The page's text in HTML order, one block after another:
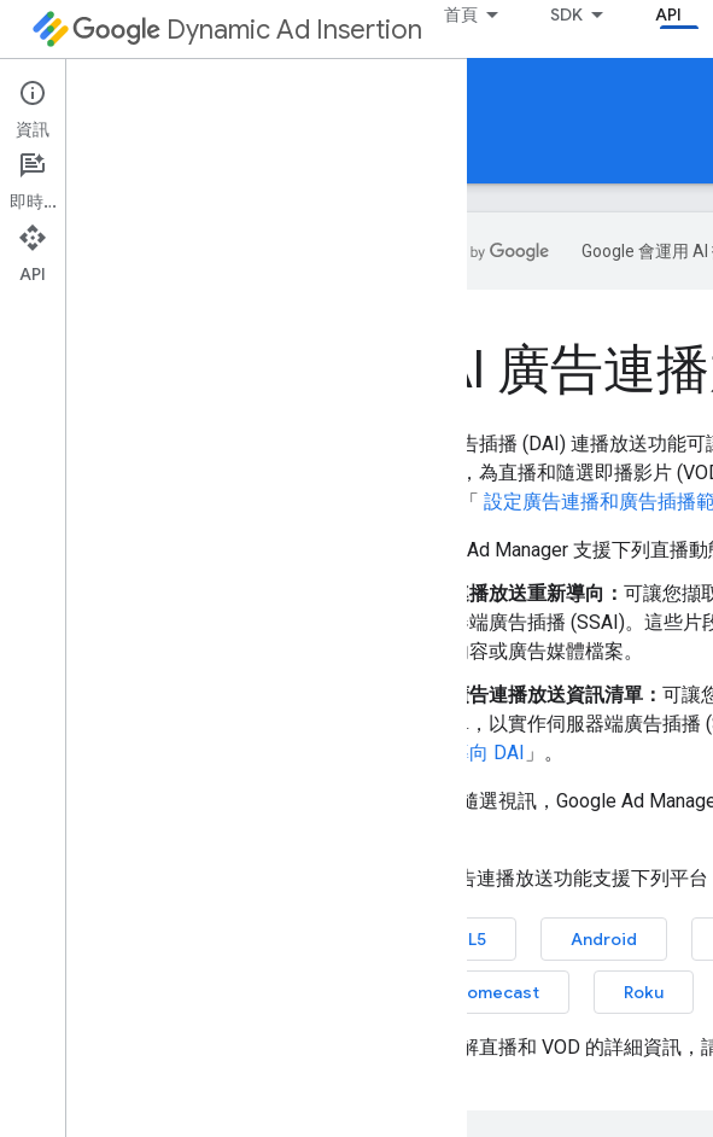
Dynamic Ad Insertion 首頁 SDK API
DAI 廣告連播放送 API
指南
Google 會運用
DAI 廣告連
動態廣告插播 (DAI) 連播放送功能
伺服器，為直播和隨選即播影片
請參閱「 設定廣告連播和廣告插播
Google Ad Manager 支援下列直播
連播放送重新導向： 可讓您擷
器端廣告插播 (SSAI)。這些
內容或廣告媒體檔案。
廣告連播放送資訊清單： 可讓
單，以實作伺服器端廣告插播
導向 DAI 」。
如果是隨選視訊，Google Ad
DAI 廣告連播放送功能支援下列平台
HTML5 Android
Chromecast Roku
如要瞭解直播和 VOD 的詳細資訊，
資訊
即時通訊
API